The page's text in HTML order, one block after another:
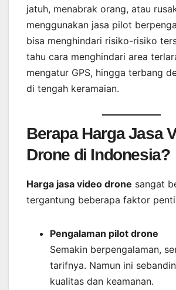
jatuh, menabrak orang, atau
menggunakan jasa pilot
bisa menghindari risiko-risiko
tahu cara menghindari area
mengatur GPS, hingga terbang
di tengah keramaian.
Berapa Harga Jasa
Drone di Indonesia?
Harga jasa video drone sangat
tergantung beberapa faktor
Pengalaman pilot drone
Semakin berpengalaman,
tarifnya. Namun ini
kualitas dan keamanan.